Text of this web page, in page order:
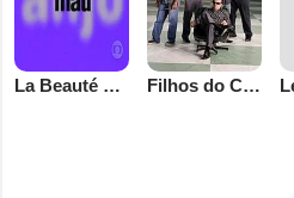
La Beauté du Diable Filhos do Carnaval